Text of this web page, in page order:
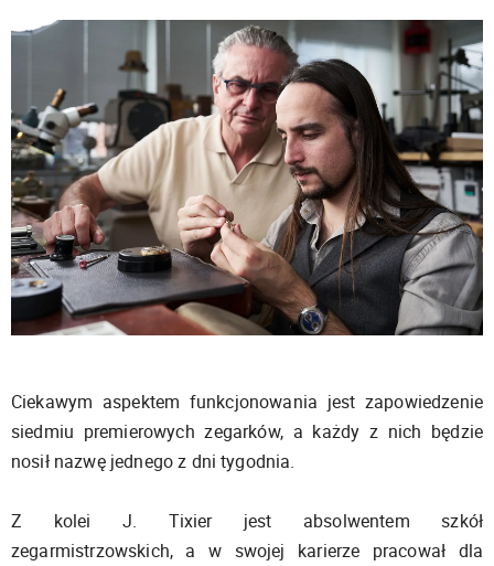
Ciekawym aspektem funkcjonowania jest zapowiedzenie
siedmiu premierowych zegarków, a każdy z nich będzie
nosił nazwę jednego z dni tygodnia.
Z kolei J. Tixier jest absolwentem szkół
zegarmistrzowskich, a w swojej karierze pracował dla